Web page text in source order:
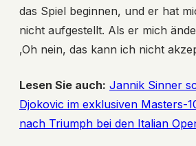
das Spiel beginnen, und er hat
nicht aufgestellt. Als er mich
‚Oh nein, das kann ich nicht
Lesen Sie auch: Jannik Sinner
Djokovic im exklusiven Masters-
nach Triumph bei den Italian